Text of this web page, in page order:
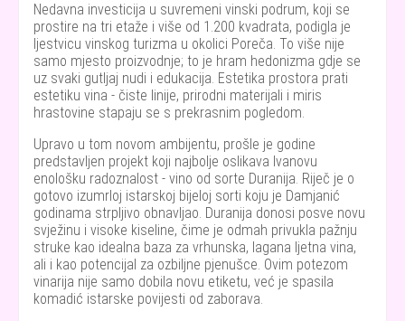
Nedavna investicija u suvremeni vinski podrum, koji se
prostire na tri etaže i više od 1.200 kvadrata, podigla je
ljestvicu vinskog turizma u okolici Poreča. To više nije
samo mjesto proizvodnje; to je hram hedonizma gdje se
uz svaki gutljaj nudi i edukacija. Estetika prostora prati
estetiku vina - čiste linije, prirodni materijali i miris
hrastovine stapaju se s prekrasnim pogledom.
Upravo u tom novom ambijentu, prošle je godine
predstavljen projekt koji najbolje oslikava Ivanovu
enološku radoznalost - vino od sorte Duranija. Riječ je o
gotovo izumrloj istarskoj bijeloj sorti koju je Damjanić
godinama strpljivo obnavljao. Duranija donosi posve novu
svježinu i visoke kiseline, čime je odmah privukla pažnju
struke kao idealna baza za vrhunska, lagana ljetna vina,
ali i kao potencijal za ozbiljne pjenušce. Ovim potezom
vinarija nije samo dobila novu etiketu, već je spasila
komadić istarske povijesti od zaborava.